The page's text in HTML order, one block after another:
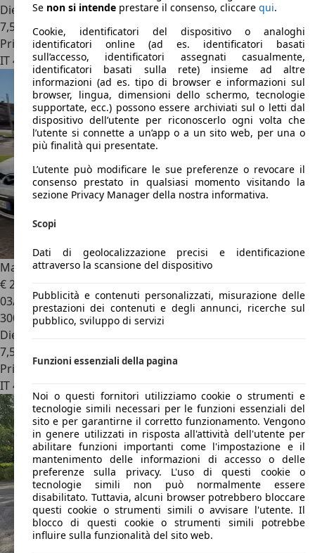
Diesel
7,5 l/100 km (comb.)
Privato
IT 41038San Felice Sul Panaro
Mazda CX-7CX-7 2.2 mzr-cd Sport Tourer
€ 2.300
03/2010
300.000 km
Diesel
7,5 l/100 km (comb.)
Privato
IT 47030
Se non si intende prestare il consenso, cliccare qui.
Cookie, identificatori del dispositivo o analoghi
identificatori online (ad es. identificatori basati
sull’accesso, identificatori assegnati casualmente,
identificatori basati sulla rete) insieme ad altre
informazioni (ad es. tipo di browser e informazioni sul
browser, lingua, dimensioni dello schermo, tecnologie
supportate, ecc.) possono essere archiviati sul o letti dal
dispositivo dell’utente per riconoscerlo ogni volta che
l’utente si connette a un’app o a un sito web, per una o
più finalità qui presentate.
L’utente può modificare le sue preferenze o revocare il
consenso prestato in qualsiasi momento visitando la
sezione Privacy Manager della nostra informativa.
Scopi
Dati di geolocalizzazione precisi e identificazione
attraverso la scansione del dispositivo
Pubblicità e contenuti personalizzati, misurazione delle
prestazioni dei contenuti e degli annunci, ricerche sul
pubblico, sviluppo di servizi
Funzioni essenziali della pagina
Noi o questi fornitori utilizziamo cookie o strumenti e
tecnologie simili necessari per le funzioni essenziali del
sito e per garantirne il corretto funzionamento. Vengono
in genere utilizzati in risposta all'attività dell'utente per
abilitare funzioni importanti come l'impostazione e il
mantenimento delle informazioni di accesso o delle
preferenze sulla privacy. L'uso di questi cookie o
tecnologie simili non può normalmente essere
disabilitato. Tuttavia, alcuni browser potrebbero bloccare
questi cookie o strumenti simili o avvisare l'utente. Il
blocco di questi cookie o strumenti simili potrebbe
influire sulla funzionalità del sito web.